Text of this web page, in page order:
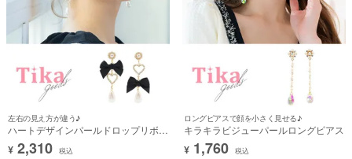
左右の見え方が違う♪
ハートデザインパールドロップリボン
ピアス
¥ 2,310 税込
ロングピアスで顔を小さく見せる♪
キラキラビジューパールロングピアス
¥ 1,760 税込